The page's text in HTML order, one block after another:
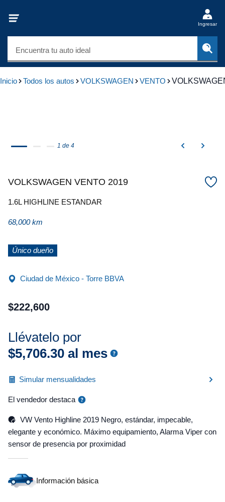
Ingresar
Encuentra tu auto ideal
Inicio Todos los autos VOLKSWAGEN VENTO
1 de 4
VOLKSWAGEN VENTO 2019
1.6L HIGHLINE ESTANDAR
68,000 km
Único dueño
Ciudad de México - Torre BBVA
$222,600
Llévatelo por
$5,706.30 al mes
Simular mensualidades
El vendedor destaca
VW Vento Highline 2019 Negro, estándar, impecable,
elegante y económico. Máximo equipamiento, Alarma Viper con
sensor de presencia por proximidad
Información básica